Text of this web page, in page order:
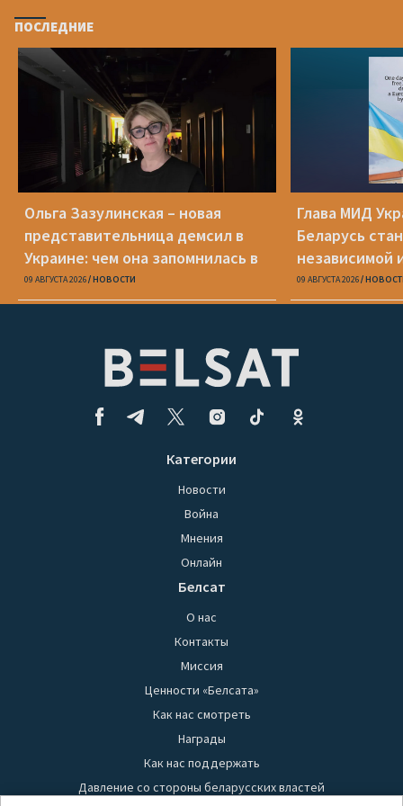
ПОСЛЕДНИЕ
Ольга Зазулинская – новая
представительница демсил в
Украине: чем она запомнилась в
ОПК
09 АВГУСТА 2026 НОВОСТИ
Глава МИД
Беларусь
независимой
09 АВГУСТА 2026
Категории
Новости
Война
Мнения
Онлайн
Белсат
О нас
Контакты
Миссия
Ценности «Белсата»
Как нас смотреть
Награды
Как нас поддержать
Давление со стороны беларусских властей